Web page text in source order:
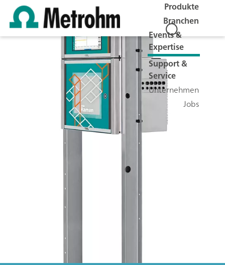
Produkte
Branchen
Events &
Expertise
Support &
Service
Unternehmen
Jobs